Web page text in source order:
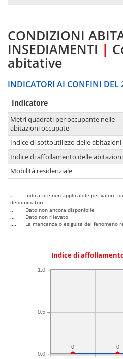
CONDIZIONI
INSEDIAMENTI |
abitative
INDICATORI AI CONFINI DEL
Indicatore
Metri quadrati per occupante nelle
abitazioni occupate
Indice di sottoutilizzo delle abitazioni
Indice di affollamento delle abitazioni
Mobilità residenziale
-
Indicatore non applicabile per valore
denominatore
..
Dato non ancora disponibile
...
Dato non rilevato
....
La mancanza o esiguità del fenomeno
Indice di
0.0
0.5
1.0
0
0